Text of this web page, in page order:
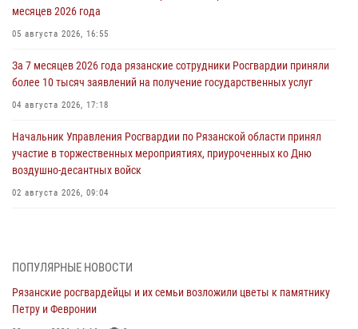
месяцев 2026 года
05 августа 2026, 16:55
За 7 месяцев 2026 года рязанские сотрудники Росгвардии приняли
более 10 тысяч заявлений на получение государственных услуг
04 августа 2026, 17:18
Начальник Управления Росгвардии по Рязанской области принял
участие в торжественных мероприятиях, приуроченных ко Дню
воздушно-десантных войск
02 августа 2026, 09:04
Для детей рязанских росгвардейцев в историческом музее провели
ПОПУЛЯРНЫЕ НОВОСТИ
Рязанские росгвардейцы и их семьи возложили цветы к памятнику
Петру и Февронии